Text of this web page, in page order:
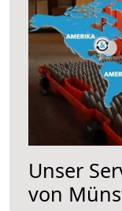
Unser
von